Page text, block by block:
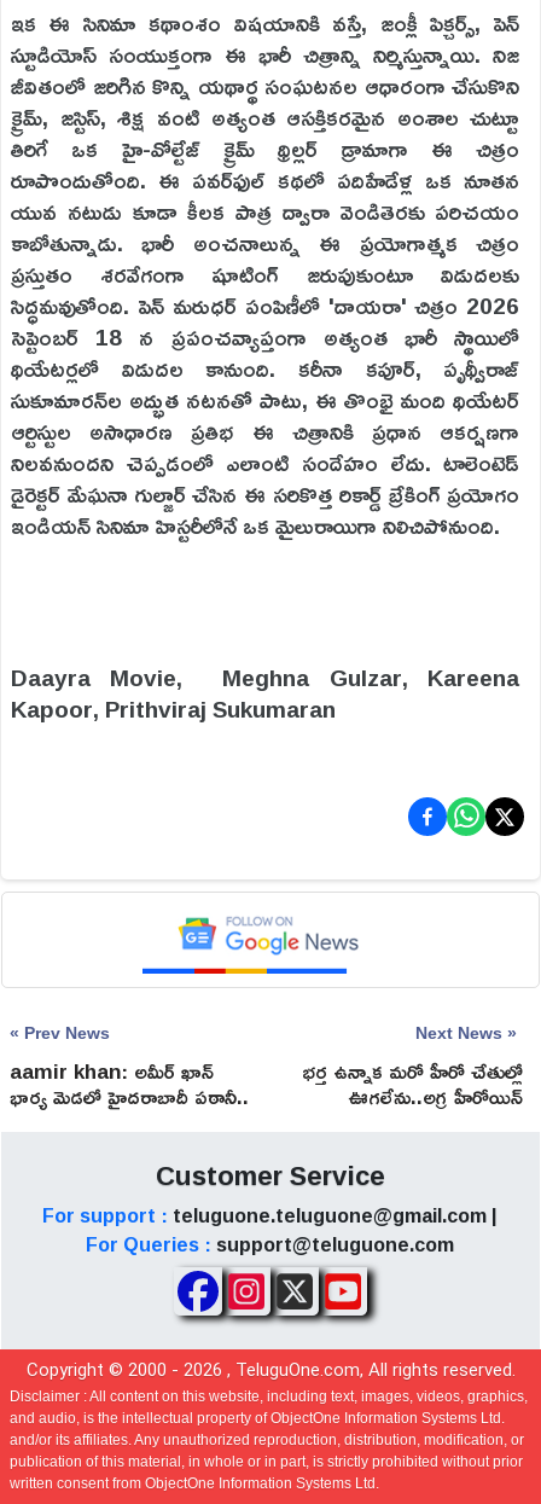
ఇక ఈ సినిమా కథాంశం విషయానికి వస్తే, జంక్లీ పిక్చర్స్, పెన్
స్టూడియోస్ సంయుక్తంగా ఈ భారీ చిత్రాన్ని నిర్మిస్తున్నాయి. నిజ
జీవితంలో జరిగిన కొన్ని యథార్థ సంఘటనల ఆధారంగా చేసుకొని
క్రైమ్, జస్టిస్, శిక్ష వంటి అత్యంత ఆసక్తికరమైన అంశాల చుట్టూ
తిరిగే ఒక హై-వోల్టేజ్ క్రైమ్ థ్రిల్లర్ డ్రామాగా ఈ చిత్రం
రూపొందుతోంది. ఈ పవర్‌ఫుల్ కథలో పదిహేడేళ్ల ఒక నూతన
యువ నటుడు కూడా కీలక పాత్ర ద్వారా వెండితెరకు పరిచయం
కాబోతున్నాడు. భారీ అంచనాలున్న ఈ ప్రయోగాత్మక చిత్రం
ప్రస్తుతం శరవేగంగా షూటింగ్ జరుపుకుంటూ విడుదలకు
సిద్ధమవుతోంది. పెన్ మరుధర్ పంపిణీలో 'దాయరా' చిత్రం 2026
సెప్టెంబర్ 18 న ప్రపంచవ్యాప్తంగా అత్యంత భారీ స్థాయిలో
థియేటర్లలో విడుదల కానుంది. కరీనా కపూర్, పృథ్వీరాజ్
సుకూమారన్‌ల అద్భుత నటనతో పాటు, ఈ తొంభై మంది థియేటర్
ఆర్టిస్టుల అసాధారణ ప్రతిభ ఈ చిత్రానికి ప్రధాన ఆకర్షణగా
నిలవనుందని చెప్పడంలో ఎలాంటి సందేహం లేదు. టాలెంటెడ్
డైరెక్టర్ మేఘనా గుల్జార్ చేసిన ఈ సరికొత్త రికార్డ్ బ్రేకింగ్ ప్రయోగం
ఇండియన్ సినిమా హిస్టరీలోనే ఒక మైలురాయిగా నిలిచిపోనుంది.
Daayra Movie, Meghna Gulzar, Kareena
Kapoor, Prithviraj Sukumaran
« Prev News
aamir khan: అమీర్ ఖాన్
భార్య మెడలో హైదరాబాదీ పఠానీ..
వైరల్ అవుతున్న న్యూస్
Next News »
భర్త ఉన్నాక మరో హీరో చేతుల్లో
ఊగలేను..అగ్ర హీరోయిన్
సంచలన వ్యాఖ్యలు
Customer Service
For support : teluguone.teluguone@gmail.com |
For Queries : support@teluguone.com
Copyright © 2000 - 2026 , TeluguOne.com, All rights reserved.
Disclaimer :All content on this website, including text, images, videos, graphics,
and audio, is the intellectual property of ObjectOne Information Systems Ltd.
and/or its affiliates. Any unauthorized reproduction, distribution, modification, or
publication of this material, in whole or in part, is strictly prohibited without prior
written consent from ObjectOne Information Systems Ltd.